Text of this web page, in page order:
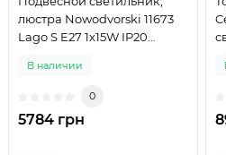
люстра Nowodvorski 11673
Lago S E27 1x15W IP20
В наличии
0
5784 грн